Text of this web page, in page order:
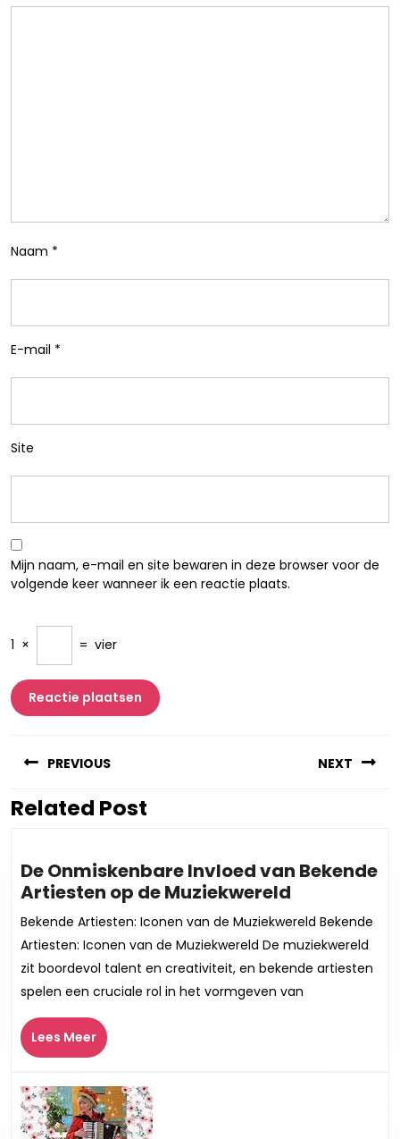
Naam *
E-mail *
Site
Mijn naam, e-mail en site bewaren in deze browser voor de
volgende keer wanneer ik een reactie plaats.
1 × = vier
PREVIOUS
Vorig
NEXT
Related Post
De Onmiskenbare Invloed van Bekende
Artiesten op de Muziekwereld
Invloed
van
Bekende
Artiesten
Bekende Artiesten: Iconen van de Muziekwereld Bekende
Artiesten: Iconen van de Muziekwereld De muziekwereld
zit boordevol talent en creativiteit, en bekende artiesten
spelen een cruciale rol in het vormgeven van
Lees MeerLees
Meer